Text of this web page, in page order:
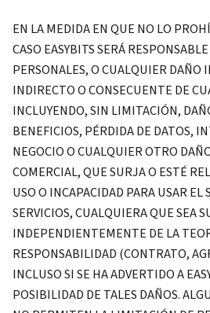
EN LA MEDIDA EN QUE NO LO
CASO EASYBITS SERÁ
PERSONALES, O CUALQUIER DAÑO
INDIRECTO O CONSECUENTE DE
INCLUYENDO, SIN LIMITACIÓN,
BENEFICIOS, PÉRDIDA DE DATOS,
NEGOCIO O CUALQUIER OTRO
COMERCIAL, QUE SURJA O ESTÉ
USO O INCAPACIDAD PARA USAR EL
SERVICIOS, CUALQUIERA QUE SEA
INDEPENDIENTEMENTE DE LA
RESPONSABILIDAD (CONTRATO,
INCLUSO SI SE HA ADVERTIDO A
POSIBILIDAD DE TALES DAÑOS.